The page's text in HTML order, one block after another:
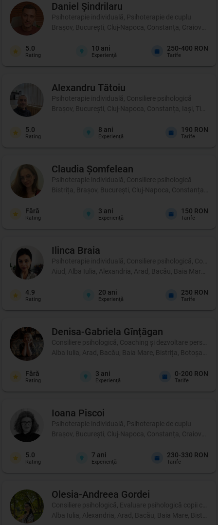
Daniel Șindrilaru
Psihoterapie individuală, Psihoterapie de cuplu
Brașov, București, Cluj-Napoca, Constanța, Craiova,
5.0
Rating
10 ani
Experienţă
250-400 RON
Tarife
Alexandru Tătoiu
Psihoterapie individuală, Consiliere psihologică
Brașov, București, Cluj-Napoca, Constanța, Iași,
5.0
Rating
8 ani
Experienţă
190 RON
Tarife
Claudia Șomfelean
Psihoterapie individuală, Consiliere psihologică
Bistrița, Brașov, București, Cluj-Napoca, Constanța,
Fără
Rating
3 ani
Experienţă
150 RON
Tarife
Ilinca Braia
Psihoterapie individuală, Consiliere psihologică,
Aiud, Alba Iulia, Alexandria, Arad, Bacău, Baia Mare,
4.9
Rating
20 ani
Experienţă
250 RON
Tarife
Denisa-Gabriela Gînțăgan
Consiliere psihologică, Coaching şi dezvoltare
Alba Iulia, Arad, Bacău, Baia Mare, Bistrița, Botoșani,
Fără
Rating
3 ani
Experienţă
0-200 RON
Tarife
Ioana Piscoi
Psihoterapie individuală, Psihoterapie de cuplu
Brașov, București, Cluj-Napoca, Constanța, Craiova,
5.0
Rating
7 ani
Experienţă
230-330 RON
Tarife
Olesia-Andreea Gordei
Consiliere psihologică, Evaluare psihologică copii cu
Alba Iulia, Alexandria, Arad, Bacău, Baia Mare,